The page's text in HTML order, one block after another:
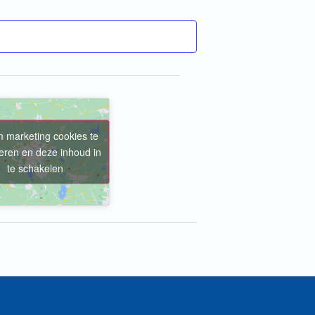
marketing cookies te
en deze inhoud in
te schakelen